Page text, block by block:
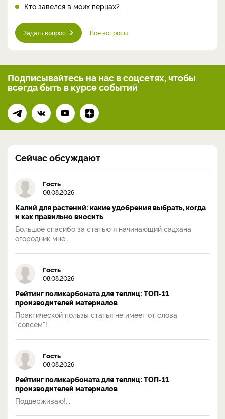
Кто завелся в моих перцах?
Задать вопрос Все вопросы
Подписывайтесь на нас в соцсетях, чтобы
всегдабыть в курсе событий
Сейчас обсуждают
Гость
08.08.2026
Калий для растений: какие удобрения выбрать, когда
и как правильно вносить
Большое спасибо за статью я начинающий садхана
огородник мне...
Гость
08.08.2026
Рейтинг поликарбоната для теплиц: ТОП-11
производителей материалов
Практической пользы статья не имеет от слова
"совсем"!...
Гость
08.08.2026
Рейтинг поликарбоната для теплиц: ТОП-11
производителей материалов
Поддерживаю!...